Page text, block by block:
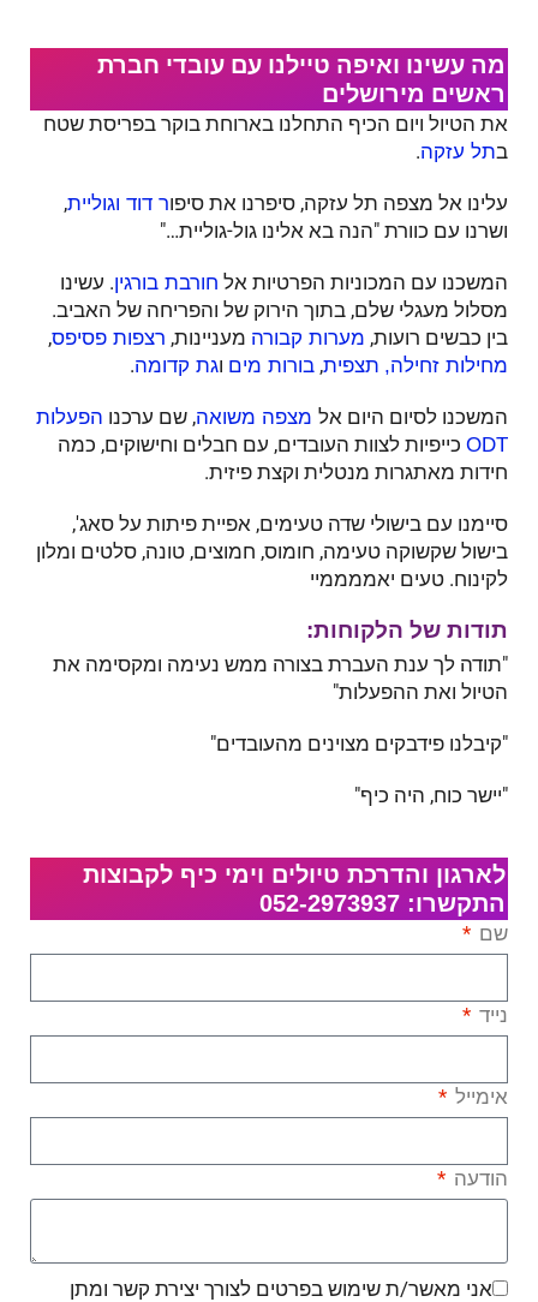
מה עשינו ואיפה טיילנו עם עובדי חברת
ראשים מירושלים
את הטיול ויום הכיף התחלנו בארוחת בוקר בפריסת שטח
בתל עזקה.
עלינו אל מצפה תל עזקה, סיפרנו את סיפור דוד וגוליית,
ושרנו עם כוורת "הנה בא אלינו גול-גוליית…"
המשכנו עם המכוניות הפרטיות אל חורבת בורגין. עשינו
מסלול מעגלי שלם, בתוך הירוק של והפריחה של האביב.
בין כבשים רועות, מערות קבורה מעניינות, רצפות פסיפס,
מחילות זחילה, תצפית, בורות מים וגת קדומה.
המשכנו לסיום היום אל מצפה משואה, שם ערכנו הפעלות
ODT כייפיות לצוות העובדים, עם חבלים וחישוקים, כמה
חידות מאתגרות מנטלית וקצת פיזית.
סיימנו עם בישולי שדה טעימים, אפיית פיתות על סאג',
בישול שקשוקה טעימה, חומוס, חמוצים, טונה, סלטים ומלון
לקינוח. טעים יאממממיי
תודות של הלקוחות:
"תודה לך ענת העברת בצורה ממש נעימה ומקסימה את
הטיול ואת ההפעלות"
"קיבלנו פידבקים מצוינים מהעובדים"
"יישר כוח, היה כיף"
לארגון והדרכת טיולים וימי כיף לקבוצות
התקשרו: 052-2973937
שם
נייד
אימייל
הודעה
אני מאשר/ת שימוש בפרטים לצורך יצירת קשר ומתן